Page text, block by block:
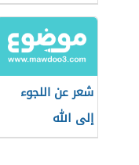
شعر عن اللجوء
إلى الله